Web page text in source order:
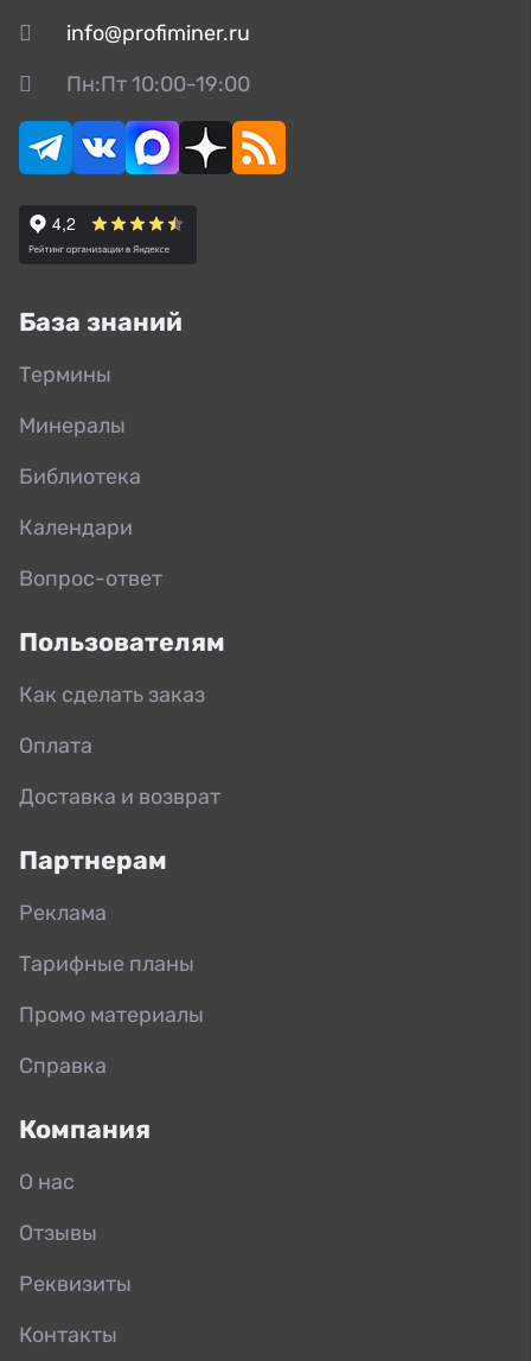
info@profiminer.ru
Пн:Пт 10:00-19:00
База знаний
Термины
Минералы
Библиотека
Календари
Вопрос-ответ
Пользователям
Как сделать заказ
Оплата
Доставка и возврат
Партнерам
Реклама
Тарифные планы
Промо материалы
Справка
Компания
О нас
Отзывы
Реквизиты
Контакты